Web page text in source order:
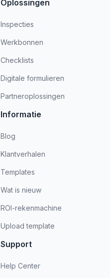
Oplossingen
Inspecties
Werkbonnen
Checklists
Digitale formulieren
Partneroplossingen
Informatie
Blog
Klantverhalen
Templates
Wat is nieuw
ROI-rekenmachine
Upload template
Support
Help Center